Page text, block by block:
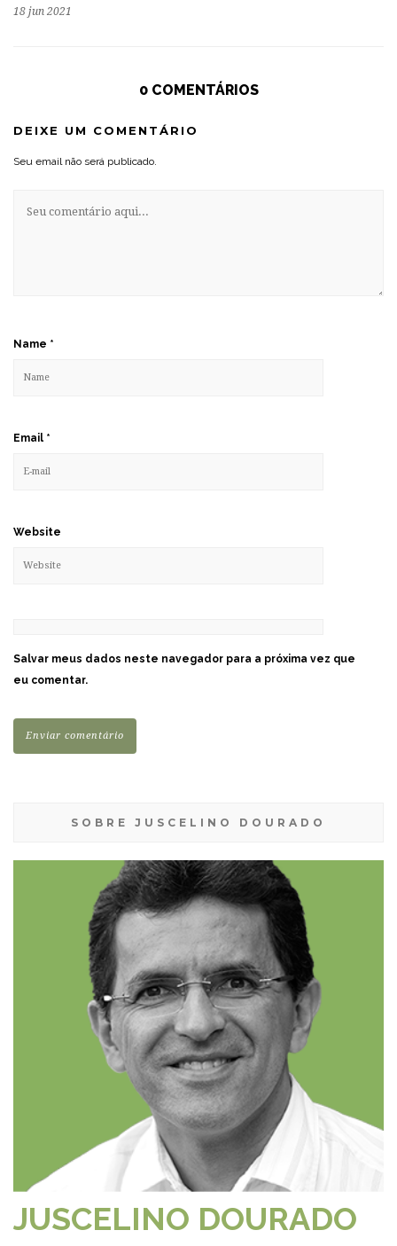
18 jun 2021
0 COMENTÁRIOS
DEIXE UM COMENTÁRIO
Seu email não será publicado.
Name *
Email *
Website
Salvar meus dados neste navegador para a próxima vez que
eu comentar.
SOBRE JUSCELINO DOURADO
JUSCELINO DOURADO